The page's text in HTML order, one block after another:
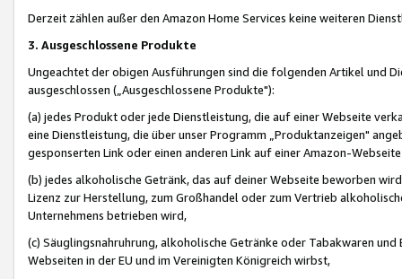
Derzeit zählen außer den Amazon Home Services keine weiteren
3. Ausgeschlossene Produkte
Ungeachtet der obigen Ausführungen sind die folgenden Artikel und
ausgeschlossen („Ausgeschlossene Produkte"):
(a) jedes Produkt oder jede Dienstleistung, die auf einer Webseite
eine Dienstleistung, die über unser Programm „Produktanzeigen"
gesponserten Link oder einen anderen Link auf einer Amazon-
(b) jedes alkoholische Getränk, das auf deiner Webseite beworben
Lizenz zur Herstellung, zum Großhandel oder zum Vertrieb
Unternehmens betrieben wird,
(c) Säuglingsnahruhrung, alkoholische Getränke oder Tabakwaren
Webseiten in der EU und im Vereinigten Königreich wirbst,